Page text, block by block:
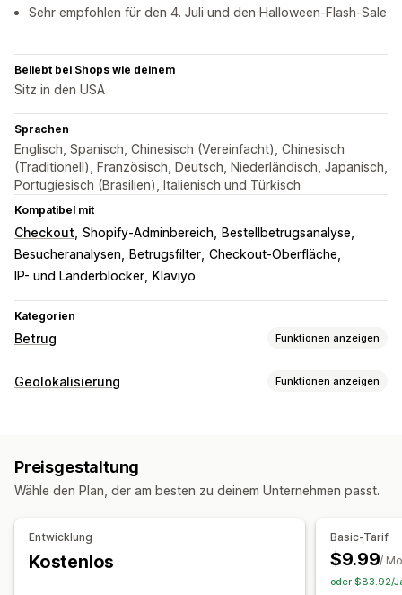
Sehr empfohlen für den 4. Juli und den Halloween-Flash-Sale
Beliebt bei Shops wie deinem
Sitz in den USA
Sprachen
Englisch, Spanisch, Chinesisch (Vereinfacht), Chinesisch
(Traditionell), Französisch, Deutsch, Niederländisch, Japanisch,
Portugiesisch (Brasilien), Italienisch und Türkisch
Kompatibel mit
Checkout Shopify-Adminbereich
Bestellbetrugsanalyse
Besucheranalysen
Betrugsfilter Checkout-Oberfläche
IP- und Länderblocker
Klaviyo
Kategorien
Betrug Funktionen anzeigen
Betrugsarten
Präventionstools
Benutzerdefinierte Regeln
Blockierlisten
Blockieren von Spam
KI-gestützte Erkennung
Geolokalisierung Funktionen anzeigen
Weiterleitungen
Lokalisierungseinstellungen
Preisgestaltung
Wähle den Plan, der am besten zu deinem Unternehmen passt.
Entwicklung
Kostenlos
Basic-Tarif
$9.99/
oder $83.92/